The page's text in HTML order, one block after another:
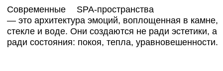
управляет светом, звуком, температурой,
фактурой. От замысла до инженерии, от света до
пара — всё подчинено одной цели: вернуть
человеку равновесие.